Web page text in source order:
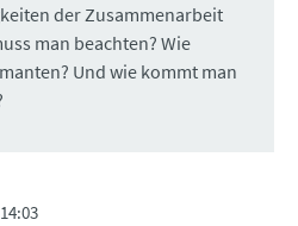
der Zusammenarbeit
man beachten? Wie
Und wie kommt man